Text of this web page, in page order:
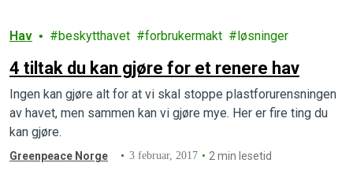
Hav beskytthavet forbrukermakt løsninger
4 tiltak du kan gjøre for et renere hav
Ingen kan gjøre alt for at vi skal stoppe plastforurensningen
av havet, men sammen kan vi gjøre mye. Her er fire ting du
kan gjøre.
Greenpeace Norge 3 februar, 2017 2 min lesetid